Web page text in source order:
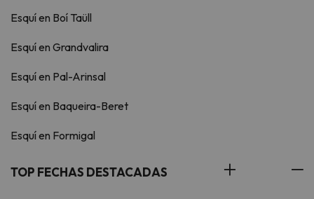
Esquí en Boí Taüll
Esquí en Grandvalira
Esquí en Pal-Arinsal
Esquí en Baqueira-Beret
Esquí en Formigal
TOP FECHAS DESTACADAS